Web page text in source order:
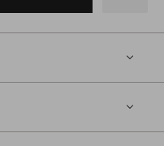
Favoriten